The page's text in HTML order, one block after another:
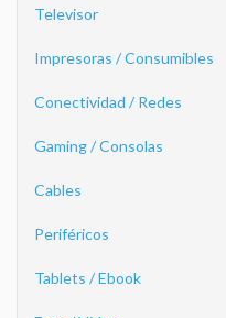
Televisor
Impresoras / Consumibles
Conectividad / Redes
Gaming / Consolas
Cables
Periféricos
Tablets / Ebook